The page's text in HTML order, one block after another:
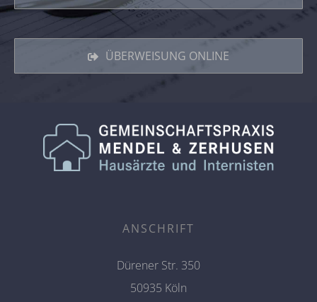
ÜBERWEISUNG ONLINE
ANSCHRIFT
Dürener Str. 350
50935 Köln